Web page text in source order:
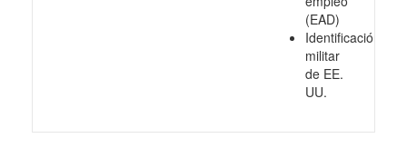
(EAD)
Identificación
militar
de EE.
UU.